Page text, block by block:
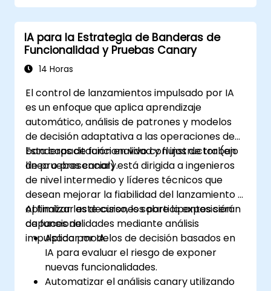
IA para la Estrategia de Banderas de
Funcionalidad y Pruebas Canary
14 Horas
El control de lanzamientos impulsado por IA
es un enfoque que aplica aprendizaje
automático, análisis de patrones y modelos
de decisión adaptativa a las operaciones de
banderas de funcionalidad y flujos de trabajo
de pruebas canary.
Esta capacitación en vivo con instructor (en
línea o presencial) está dirigida a ingenieros
de nivel intermedio y líderes técnicos que
desean mejorar la fiabilidad del lanzamiento y
optimizar las decisiones sobre la exposición
de funcionalidades mediante análisis
impulsado por IA.
Al finalizar este curso, los participantes serán
capaces de:
Aplicar modelos de decisión basados en
IA para evaluar el riesgo de exponer
nuevas funcionalidades.
Automatizar el análisis canary utilizando